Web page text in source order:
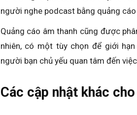
người nghe podcast bằng quảng
Quảng cáo âm thanh cũng được
nhiên, có một tùy chọn để giới
người bạn chủ yếu quan tâm đến
Các cập nhật khác